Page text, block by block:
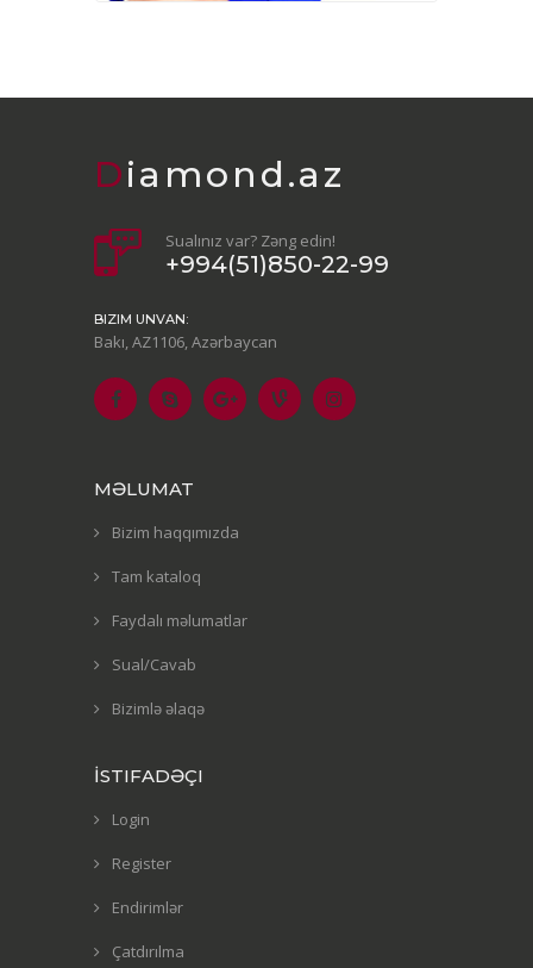
Diamond.az
Sualınız var? Zəng edin!
+994(51)850-22-99
BIZIM UNVAN:
Bakı, AZ1106, Azərbaycan
MƏLUMAT
Bizim haqqımızda
Tam kataloq
Faydalı məlumatlar
Sual/Cavab
Bizimlə əlaqə
İSTIFADƏÇI
Login
Register
Endirimlər
Çatdırılma